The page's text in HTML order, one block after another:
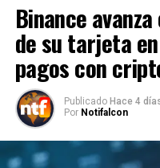
Binance
de su tarjeta
pagos con
Publicado Hace 4
Por Notifalcon